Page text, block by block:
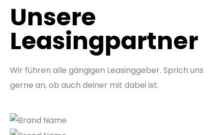
Unsere
Leasingpartner
Wir führen alle gängigen Leasinggeber. Sprich uns
gerne an, ob auch deiner mit dabei ist.